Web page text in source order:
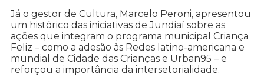
Já o gestor de Cultura, Marcelo Peroni, apresentou
um histórico das iniciativas de Jundiaí sobre as
ações que integram o programa municipal Criança
Feliz – como a adesão às Redes latino-americana e
mundial de Cidade das Crianças e Urban95 – e
reforçou a importância da intersetorialidade.